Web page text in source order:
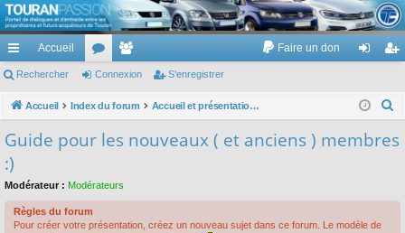
TouranPassion
Le forum des propriétaires ou futurs acquéreurs du Volkswagen Touran
cc
ès
pi
de
Accueil
or
u
e
m
Faire un don
ne nr
Rechercher Connexion S’enregistrer
Accueil Index du forum Accueil et présentations des membres de TP :)
c
Guide pour les nouveaux ( et anciens ) membres
:)
Modérateur : Modérateurs
Règles du forum
Pour créer votre présentation, créez un nouveau sujet dans ce forum. Le modèle de